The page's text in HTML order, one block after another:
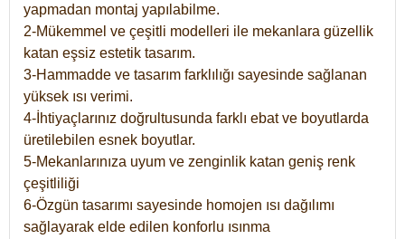
yapmadan montaj yapılabilme.
2-Mükemmel ve çeşitli modelleri ile mekanlara güzellik
katan eşsiz estetik tasarım.
3-Hammadde ve tasarım farklılığı sayesinde sağlanan
yüksek ısı verimi.
4-İhtiyaçlarınız doğrultusunda farklı ebat ve boyutlarda
üretilebilen esnek boyutlar.
5-Mekanlarınıza uyum ve zenginlik katan geniş renk
çeşitliliği
6-Özgün tasarımı sayesinde homojen ısı dağılımı
sağlayarak elde edilen konforlu ısınma